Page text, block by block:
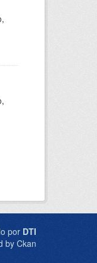
por DTI
by Ckan